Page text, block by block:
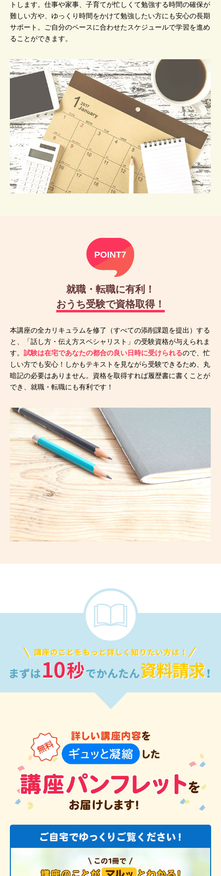
トします。仕事や家事、子育てが忙しくて勉強する時間の確保が
難しい方や、ゆっくり時間をかけて勉強したい方にも安心の長期
サポート。ご自分のペースに合わせたスケジュールで学習を進め
ることができます。
POINT7
就職・転職に有利！
おうち受験で資格取得！
本講座の全カリキュラムを修了（すべての添削課題を提出）する
と、「話し方・伝え方スペシャリスト」の受験資格が与えられま
す。試験は在宅であなたの都合の良い日時に受けられるので、忙
しい方でも安心！しかもテキストを見ながら受験できるため、丸
暗記の必要はありません。資格を取得すれば履歴書に書くことが
でき、就職・転職にも有利です！